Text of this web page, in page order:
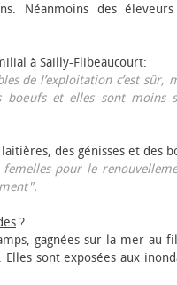
Néanmoins des éleveurs
à Sailly-Flibeaucourt:
de l’exploitation c’est sûr,
bœufs et elles sont moins
des génisses et des
pour le
?
gagnées sur la mer au
sont exposées aux